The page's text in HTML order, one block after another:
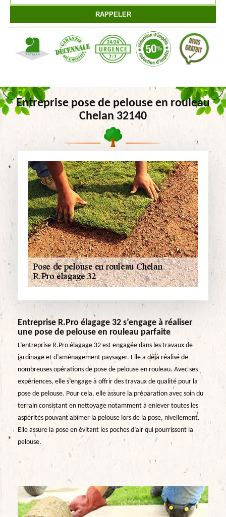
Entreprise pose de pelouse en rouleau
Chelan 32140
Entreprise R.Pro élagage 32 s’engage à réaliser
une pose de pelouse en rouleau parfaite
L’entreprise R.Pro élagage 32 est engagée dans les travaux de
jardinage et d’aménagement paysager. Elle a déjà réalisé de
nombreuses opérations de pose de pelouse en rouleau. Avec ses
expériences, elle s’engage à offrir des travaux de qualité pour la
pose de pelouse. Pour cela, elle assure la préparation avec soin du
terrain consistant en nettoyage notamment à enlever toutes les
aspérités pouvant abîmer la pelouse lors de la pose, nivellement.
Elle assure la pose en évitant les poches d’air qui pourrissent la
pelouse.